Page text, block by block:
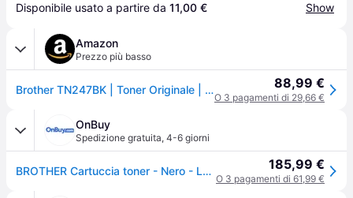
Disponibile usato a partire da 11,00 € Show
Amazon
Prezzo più basso
Brother TN247BK | Toner Originale | Alta capacità |3000 pag | per Stampanti DCPL3550CDW/ HLL3210CW/ HLL3230CDW/ HLL3270CDW/ MFCL3730CDN/ MFCL3750CDW/ MFCL3770CDW| Colore Nero 88,99 €
O 3 pagamenti di 29,66 €
OnBuy
Spedizione gratuita, 4-6 giorni
BROTHER Cartuccia toner - Nero - Laser - 3000 pagine 185,99 €
O 3 pagamenti di 61,99 €